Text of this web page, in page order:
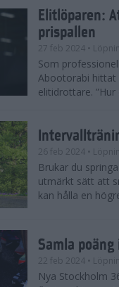
Elitlöparen:
prispallen
27 feb 2024 •
Som
Abootorabi
elitidrottare.
26 feb 2024 •
Brukar du
utmärkt sätt att
kan hålla en
Samla
22 feb 2024 •
Nya Stockholm